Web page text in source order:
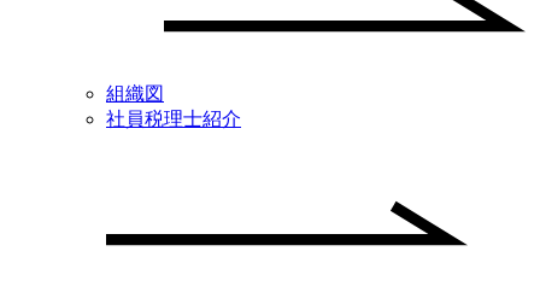
組織図
社員税理士紹介